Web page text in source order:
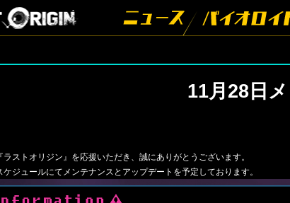
11月28日
ラストオリジン』を応援いただき、誠にありがとうございます。
ケジュールにてメンテナンスとアップデートを予定しております。